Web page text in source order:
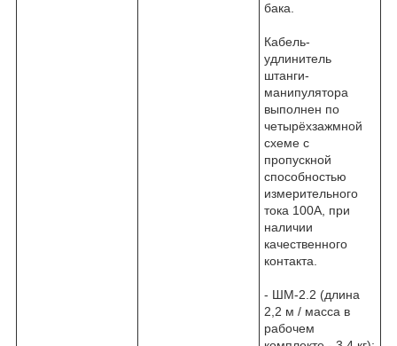
бака.
Кабель-
удлинитель
штанги-
манипулятора
выполнен по
четырёхзажмной
схеме с
пропускной
способностью
измерительного
тока 100А, при
наличии
качественного
контакта.
- ШМ-2.2 (длина
2,2 м / масса в
рабочем